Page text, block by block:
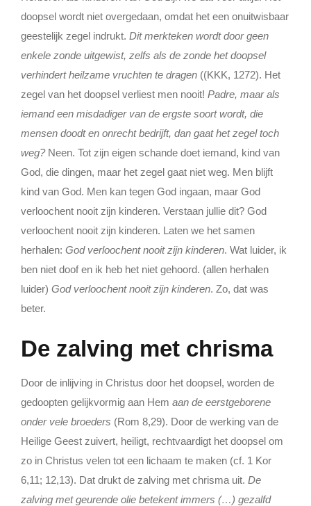
doopsel wordt niet overgedaan, omdat het een onuitwisbaar
geestelijk zegel indrukt. Dit merkteken wordt door geen
enkele zonde uitgewist, zelfs als de zonde het doopsel
verhindert heilzame vruchten te dragen ((KKK, 1272). Het
zegel van het doopsel verliest men nooit! Padre, maar als
iemand een misdadiger van de ergste soort wordt, die
mensen doodt en onrecht bedrijft, dan gaat het zegel toch
weg?Neen. Tot zijn eigen schande doet iemand, kind van
God, die dingen, maar het zegel gaat niet weg. Men blijft
kind van God. Men kan tegen God ingaan, maar God
verloochent nooit zijn kinderen. Verstaan jullie dit? God
verloochent nooit zijn kinderen. Laten we het samen
herhalen: God verloochent nooit zijn kinderen. Wat luider, ik
ben niet doof en ik heb het niet gehoord. (allen herhalen
luider) God verloochent nooit zijn kinderen. Zo, dat was
beter.
De zalving met chrisma
Door de inlijving in Christus door het doopsel, worden de
gedoopten gelijkvormig aan Hem aan de eerstgeborene
onder vele broeders (Rom 8,29). Door de werking van de
Heilige Geest zuivert, heiligt, rechtvaardigt het doopsel om
zo in Christus velen tot een lichaam te maken (cf. 1 Kor
6,11; 12,13). Dat drukt de zalving met chrisma uit. De
zalving met geurende olie betekent immers (…) gezalfd